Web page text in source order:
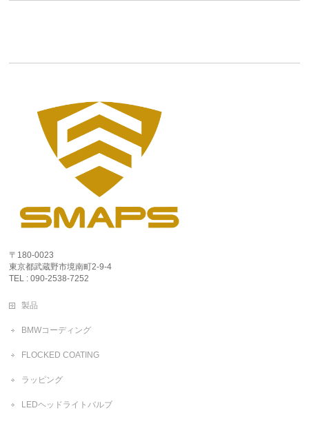
〒180-0023
東京都武蔵野市境南町2-9-4
TEL : 090-2538-7252
製品
BMWコーディング
FLOCKED COATING
ラッピング
LEDヘッドライトバルブ